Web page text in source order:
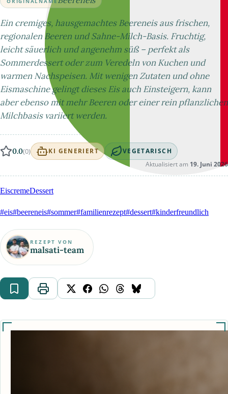
Ein cremiges, hausgemachtes Beereneis aus frischen,
regionalen Beeren und Sahne-Milch-Basis. Fruchtig,
leicht säuerlich und angenehm süß – perfekt als
Sommerdessert oder zum Veredeln von Kuchen und
warmen Nachspeisen. Mit wenigen Zutaten und ohne
Eismaschine gelingt dieses Eis auch Einsteigern, kann
aber ebenso mit mehr Beeren oder einer rein pflanzlichen
Milchbasis variiert werden.
0.0(0) KI GENERIERT VEGETARISCH
Aktualisiert am 19. Juni 2026
EiscremeDessert
#eis#beereneis#sommer#familienrezept#dessert#kinderfreundlich
REZEPT VON
malsati-team